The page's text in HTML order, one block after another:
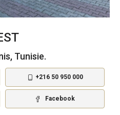
Tunisie.
+216 50 950 000
Facebook